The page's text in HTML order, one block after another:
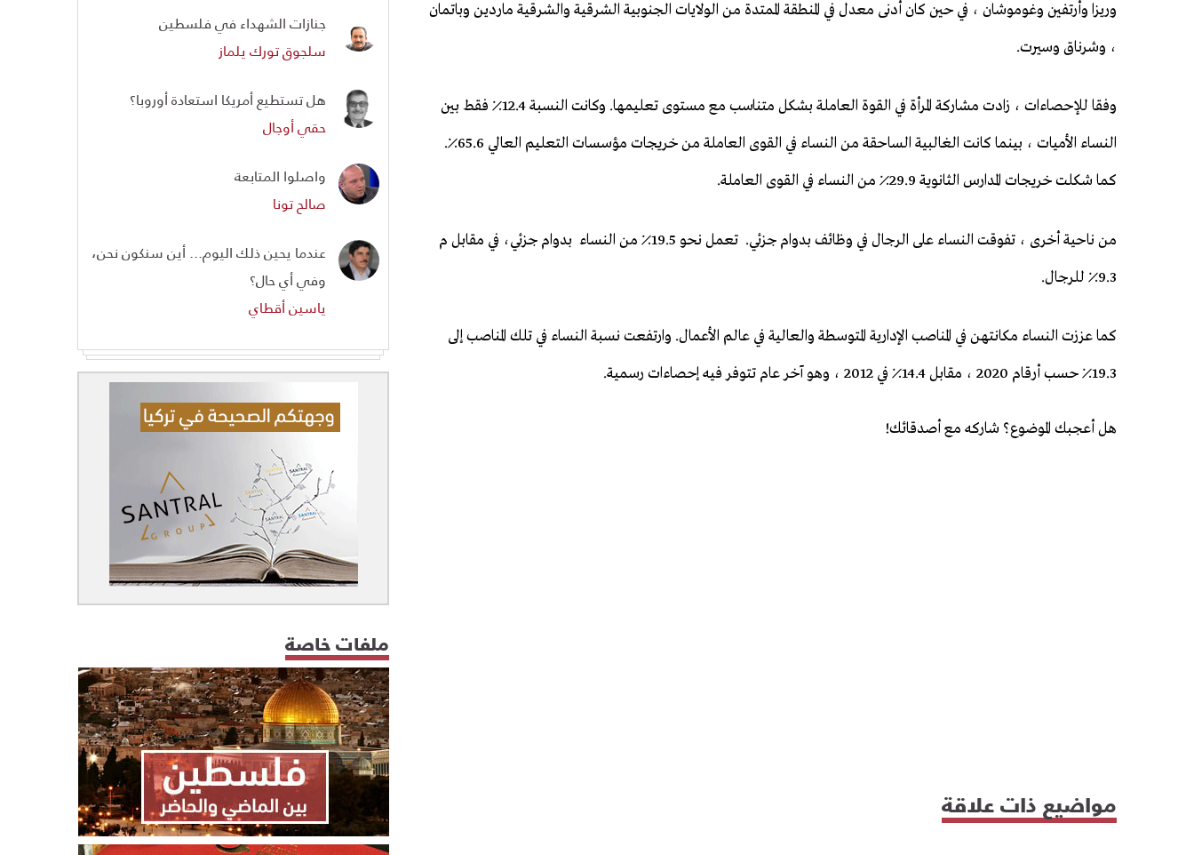
وريزا وأرتفين وغوموشان ، في حين كان أدنى معدل في المنطقة الممتدة من الولايات الجنوبية الشرقية والشرقية ماردين وباتمان
، وشرناق وسيرت.
وفقا للإحصاءات ، زادت مشاركة المرأة في القوة العاملة بشكل متناسب مع مستوى تعليمها. وكانت النسبة 12.4٪ فقط بين
النساء الأميات ، بينما كانت الغالبية الساحقة من النساء في القوى العاملة من خريجات ​​مؤسسات التعليم العالي 65.6٪.
كما شكلت خريجات ​​المدارس الثانوية 29.9٪ من النساء في القوى العاملة.
من ناحية أخرى ، تفوقت النساء على الرجال في وظائف بدوام جزئي. تعمل نحو 19.5٪ من النساء بدوام جزئي، في مقابل م
9.3٪ للرجال.
كما عززت النساء مكانتهن في المناصب الإدارية المتوسطة والعالية في عالم الأعمال. وارتفعت نسبة النساء في تلك المناصب إلى
19.3٪ حسب أرقام 2020 ، مقابل 14.4٪ في 2012 ، وهو آخر عام تتوفر فيه إحصاءات رسمية.
هل أعجبك الموضوع؟ شاركه مع أصدقائك!
مواضيع ذات علاقة
جنازات الشهداء في فلسطين
سلجوق تورك يلماز
هل تستطيع أمريكا استعادة أوروبا؟
حقي أوجال
واصلوا المتابعة
صالح تونا
عندما يحين ذلك اليوم... أين سنكون نحن،
وفي أي حال؟
ياسين أقطاي
ملفات خاصة